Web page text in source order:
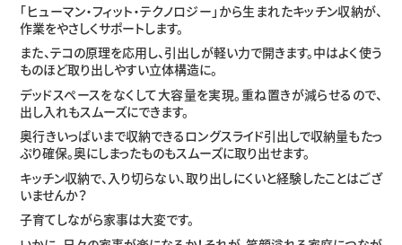
「ヒューマン・フィット・テクノロジー」から生まれたキッチン収納が、
作業をやさしくサポートします。
また、テコの原理を応用し、引出しが軽い力で開きます。中はよく使う
ものほど取り出しやすい立体構造に。
デッドスペースをなくして大容量を実現。重ね置きが減らせるので、
出し入れもスムーズにできます。
奥行きいっぱいまで収納できるロングスライド引出しで収納量もたっ
ぷり確保。奥にしまったものもスムーズに取り出せます。
キッチン収納で、入り切らない、取り出しにくいと経験したことはござ
いませんか？
子育てしながら家事は大変です。